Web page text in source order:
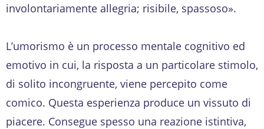
involontariamente allegria; risibile, spassoso».
L’umorismo è un processo mentale cognitivo ed
emotivo in cui, la risposta a un particolare stimolo,
di solito incongruente, viene percepito come
comico. Questa esperienza produce un vissuto di
piacere. Consegue spesso una reazione istintiva,